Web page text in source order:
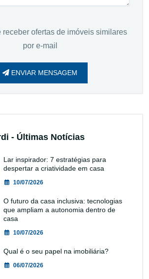
receber ofertas de imóveis similares
por e-mail
ENVIAR MENSAGEM
- Últimas Notícias
Lar inspirador: 7 estratégias para
despertar a criatividade em casa
10/07/2026
O futuro da casa inclusiva: tecnologias
que ampliam a autonomia dentro de
casa
10/07/2026
Qual é o seu papel na imobiliária?
06/07/2026